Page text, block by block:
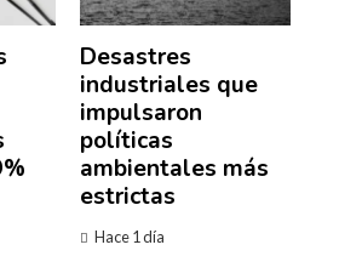
Desastres
industriales que
impulsaron
políticas
ambientales más
estrictas
Hace 1 día